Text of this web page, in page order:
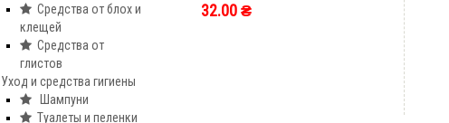
Средства от блох и
клещей
Средства от
глистов
Уход и средства гигиены
Шампуни
Туалеты и пеленки
32.00 ₴